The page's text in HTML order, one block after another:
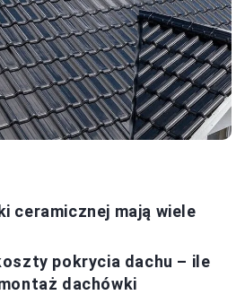
ceramicznej mają wiele
pokrycia dachu – ile
dachówki